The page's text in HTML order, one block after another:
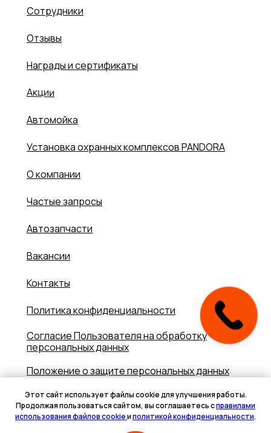
О компании
Частые запросы
Вакансии
Награды и сертификаты
Политика конфиденциальности
Согласие Пользователя на обработку
персональных данных
Положение о защите персональных данных
Политика использования cookie
Разработка сайта
Сотрудники
Отзывы
Автозапчасти
Контакты
Акции
Автомойка
Установка охранных комплексов PANDORA
Этот сайт использует файлы cookie для улучшения работы.
Продолжая пользоваться сайтом, вы соглашаетесь справилами
использования файлов cookieиполитикой конфиденциальности.